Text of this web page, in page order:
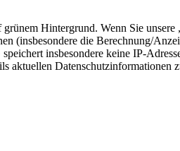
Hintergrund. Wenn Sie
(insbesondere die Berechnung/
insbesondere keine IP-
aktuellen Datenschutzinformationen